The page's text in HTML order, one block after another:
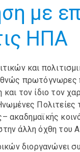
με
ΗΠΑ
και
πρωτόγνωρες
τον ίδιο τον
ακαδημαϊκής
άλλη όχθη του
διοργανώνει